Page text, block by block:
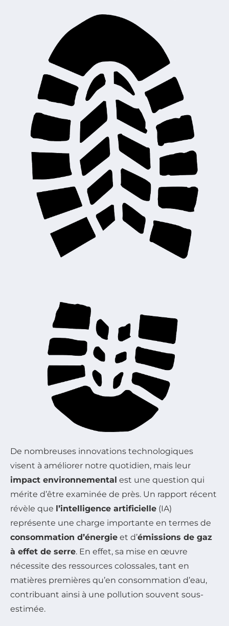
De nombreuses innovations technologiques
visent à améliorer notre quotidien, mais leur
impact environnemental est une question qui
mérite d’être examinée de près. Un rapport récent
révèle que l’intelligence artificielle (IA)
représente une charge importante en termes de
consommation d’énergie et d’émissions de gaz
à effet de serre. En effet, sa mise en œuvre
nécessite des ressources colossales, tant en
matières premières qu’en consommation d’eau,
contribuant ainsi à une pollution souvent sous-
estimée.